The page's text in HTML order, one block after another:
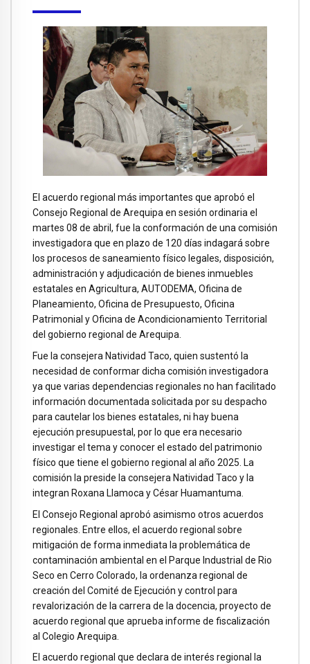
El acuerdo regional más importantes que aprobó el
Consejo Regional de Arequipa en sesión ordinaria el
martes 08 de abril, fue la conformación de una comisión
investigadora que en plazo de 120 días indagará sobre
los procesos de saneamiento físico legales, disposición,
administración y adjudicación de bienes inmuebles
estatales en Agricultura, AUTODEMA, Oficina de
Planeamiento, Oficina de Presupuesto, Oficina
Patrimonial y Oficina de Acondicionamiento Territorial
del gobierno regional de Arequipa.
Fue la consejera Natividad Taco, quien sustentó la
necesidad de conformar dicha comisión investigadora
ya que varias dependencias regionales no han facilitado
información documentada solicitada por su despacho
para cautelar los bienes estatales, ni hay buena
ejecución presupuestal, por lo que era necesario
investigar el tema y conocer el estado del patrimonio
físico que tiene el gobierno regional al año 2025. La
comisión la preside la consejera Natividad Taco y la
integran Roxana Llamoca y César Huamantuma.
El Consejo Regional aprobó asimismo otros acuerdos
regionales. Entre ellos, el acuerdo regional sobre
mitigación de forma inmediata la problemática de
contaminación ambiental en el Parque Industrial de Rio
Seco en Cerro Colorado, la ordenanza regional de
creación del Comité de Ejecución y control para
revalorización de la carrera de la docencia, proyecto de
acuerdo regional que aprueba informe de fiscalización
al Colegio Arequipa.
El acuerdo regional que declara de interés regional la